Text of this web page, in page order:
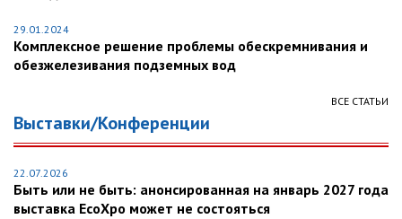
29.01.2024
Комплексное решение проблемы обескремнивания и
обезжелезивания подземных вод
ВСЕ СТАТЬИ
Выставки/Конференции
22.07.2026
Быть или не быть: анонсированная на январь 2027 года
выставка EcoXpo может не состояться